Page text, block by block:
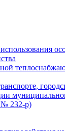
№ 232-р)